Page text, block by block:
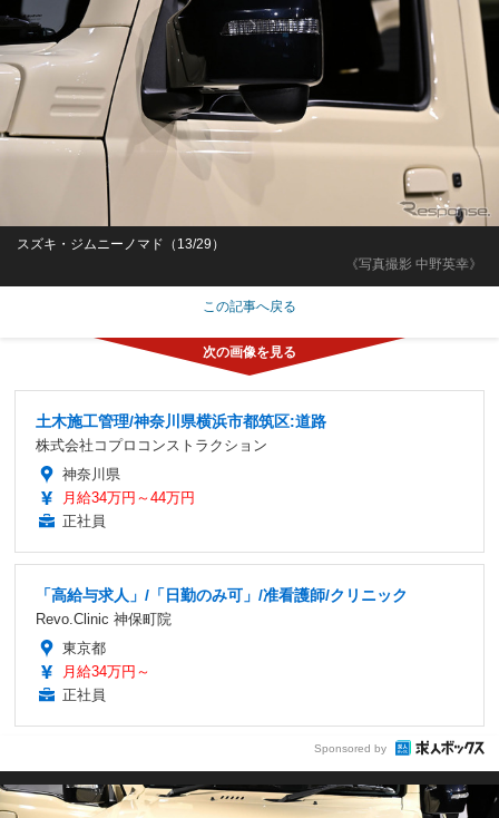
《写真撮影 中野英幸》
スズキ・ジムニーノマド（13/29）
この記事へ戻る
土木施工管理/神奈川県横浜市都筑区:道路
株式会社コプロコンストラクション
神奈川県
月給34万円～44万円
正社員
「高給与求人」/「日勤のみ可」/准看護師/クリニック
Revo.Clinic 神保町院
東京都
月給34万円～
正社員
Sponsored by